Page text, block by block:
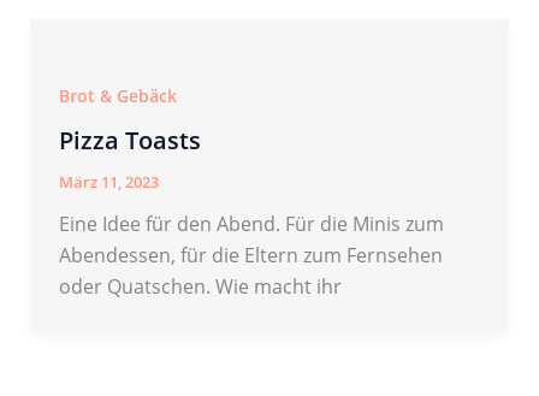
Brot & Gebäck
Pizza Toasts
März 11, 2023
Eine Idee für den Abend. Für die Minis zum
Abendessen, für die Eltern zum Fernsehen
oder Quatschen. Wie macht ihr